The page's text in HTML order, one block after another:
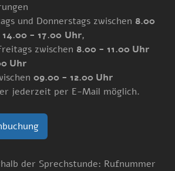
und Donnerstags zwischen 8.00
14.00 - 17.00 Uhr,
zwischen 8.00 - 11.00 Uhr
Uhr
09.00 - 12.00 Uhr
jederzeit per E-Mail möglich.
der Sprechstunde: Rufnummer